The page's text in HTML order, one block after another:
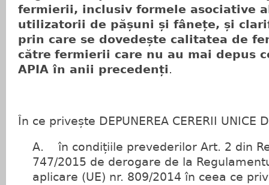
fermierii, inclusiv formele asociative
utilizatorii de pășuni și fânețe, și
prin care se dovedește calitatea de
către fermierii care nu au mai depus
APIA în anii precedenți.
În ce privește DEPUNEREA CERERII UNICE
A. în condițiile prevederilor Art. 2 din
747/2015 de derogare de la
aplicare (UE) nr. 809/2014 în ceea ce